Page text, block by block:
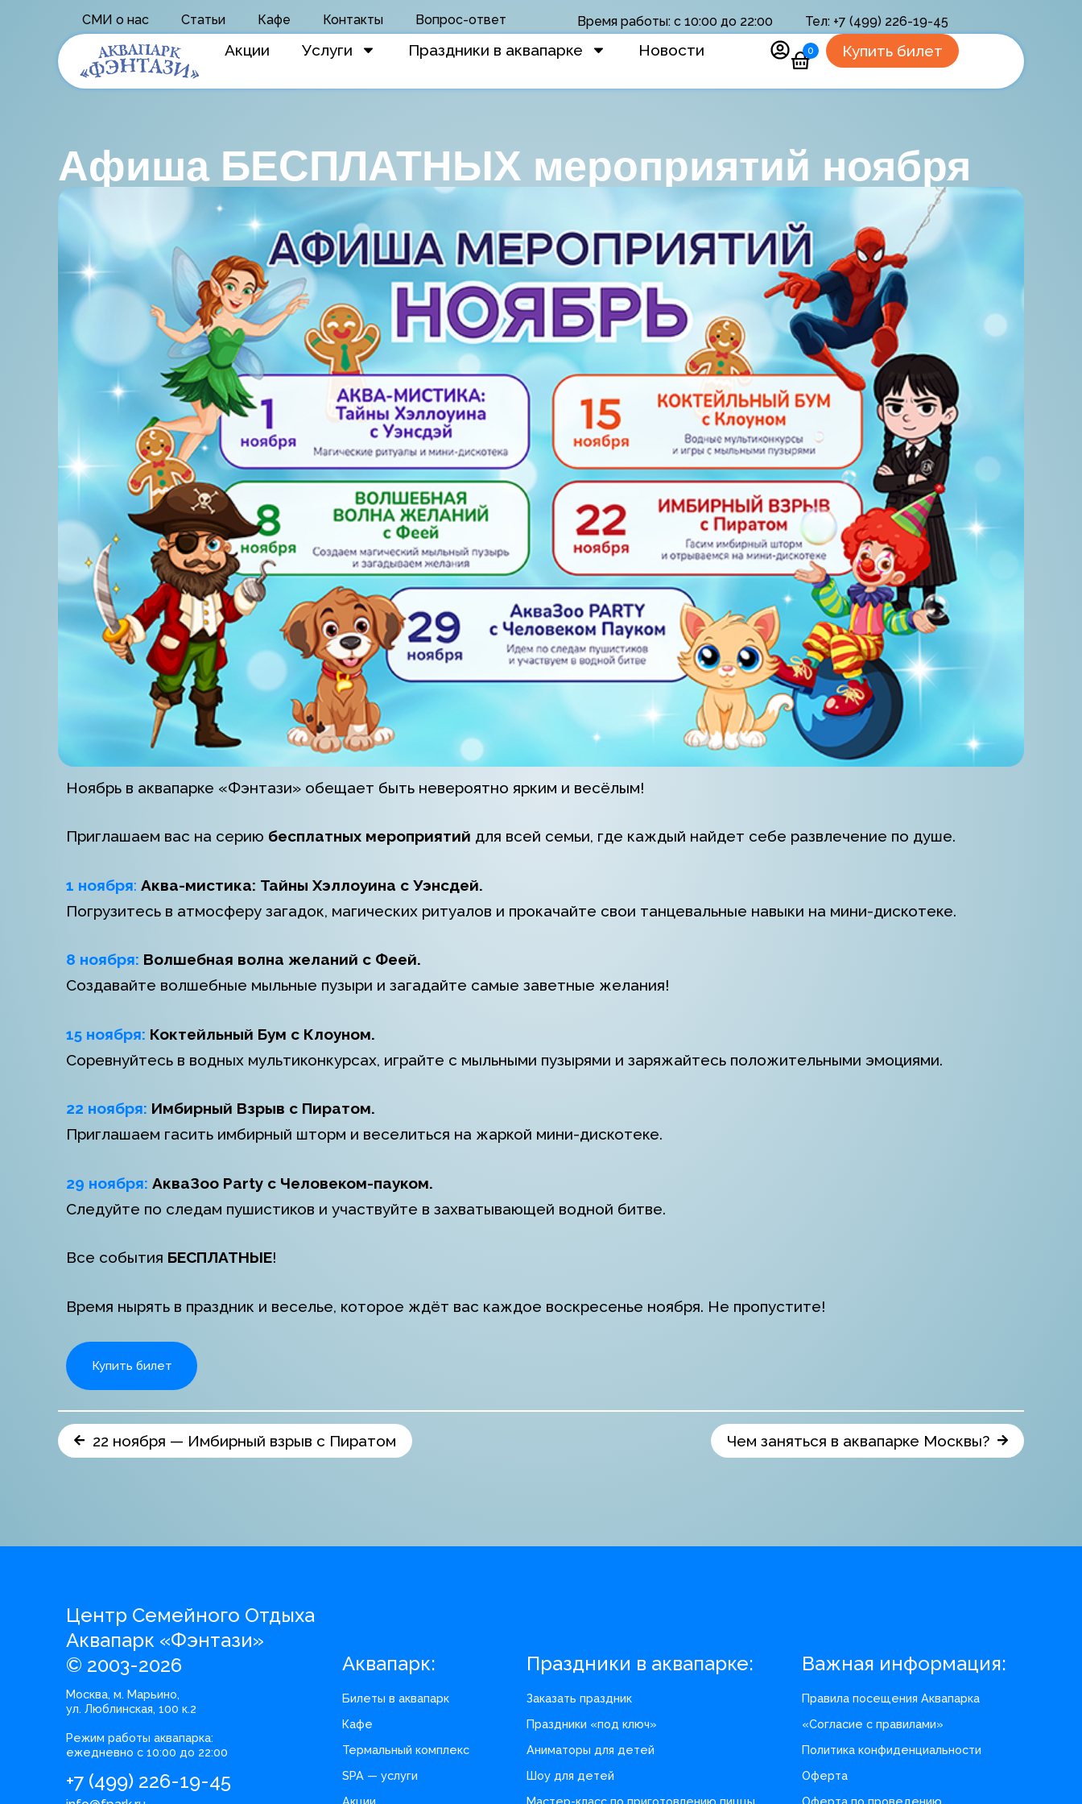
СМИ о нас Статьи Кафе Контакты Вопрос-ответ Время работы: с 10:00 до 22:00 Тел: +7 (499) 226-19-45
Акции Услуги Праздники в аквапарке Новости 0 Купить билет
Афиша БЕСПЛАТНЫХ мероприятий ноября
Ноябрь в аквапарке «Фэнтази» обещает быть невероятно ярким и весёлым!
Приглашаем вас на серию бесплатных мероприятий для всей семьи, где каждый найдет себе развлечение по душе.
1 ноября: Аква-мистика: Тайны Хэллоуина с Уэнсдей.
Погрузитесь в атмосферу загадок, магических ритуалов и прокачайте свои танцевальные навыки на мини-дискотеке.
8 ноября: Волшебная волна желаний с Феей.
Создавайте волшебные мыльные пузыри и загадайте самые заветные желания!
15 ноября: Коктейльный Бум с Клоуном.
Соревнуйтесь в водных мультиконкурсах, играйте с мыльными пузырями и заряжайтесь положительными эмоциями.
22 ноября: Имбирный Взрыв с Пиратом.
Приглашаем гасить имбирный шторм и веселиться на жаркой мини-дискотеке.
29 ноября: АкваЗоо Party с Человеком-пауком.
Следуйте по следам пушистиков и участвуйте в захватывающей водной битве.
Все события БЕСПЛАТНЫЕ!
Время нырять в праздник и веселье, которое ждёт вас каждое воскресенье ноября. Не пропустите!
Купить билет
22 ноября — Имбирный взрыв с Пиратом Чем заняться в аквапарке Москвы?
Центр Семейного Отдыха
Аквапарк «Фэнтази»
© 2003-2026
Москва, м. Марьино,
ул. Люблинская, 100 к.2
Режим работы аквапарка:
ежедневно с 10:00 до 22:00
+7 (499) 226-19-45
Аквапарк:
Билеты в аквапарк
Кафе
Термальный комплекс
SPA — услуги
Акции
Праздники в аквапарке:
Заказать праздник
Праздники «под ключ»
Аниматоры для детей
Шоу для детей
Мастер-класс по приготовлению пиццы
Важная информация:
Правила посещения Аквапарка
«Согласие с правилами»
Политика конфиденциальности
Оферта
Оферта по проведению